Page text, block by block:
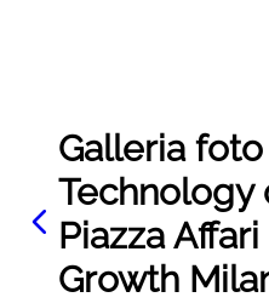
Galleria foto
Technology
Piazza
Growth